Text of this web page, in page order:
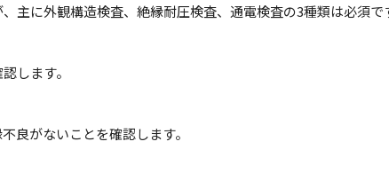
主に外観構造検査、絶縁耐圧検査、通電検査の3種類は必須で
します。
がないことを確認します。